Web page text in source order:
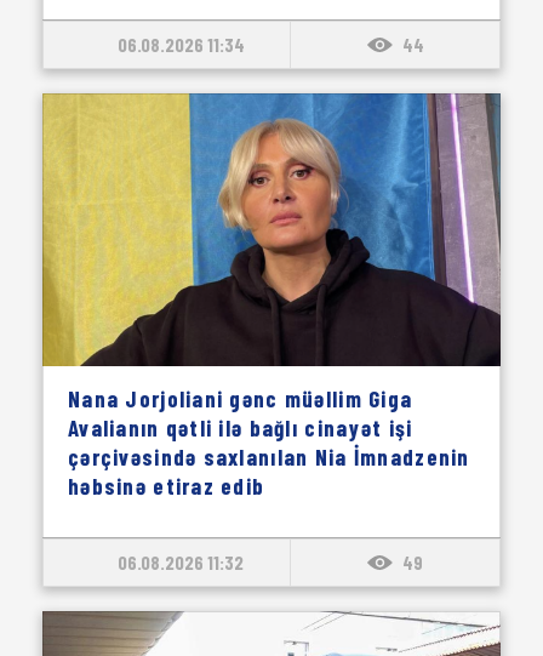
06.08.2026 11:34 44
Nana Jorjoliani gənc müəllim Giga
Avalianın qətli ilə bağlı cinayət işi
çərçivəsində saxlanılan Nia İmnadzenin
həbsinə etiraz edib
06.08.2026 11:32 49